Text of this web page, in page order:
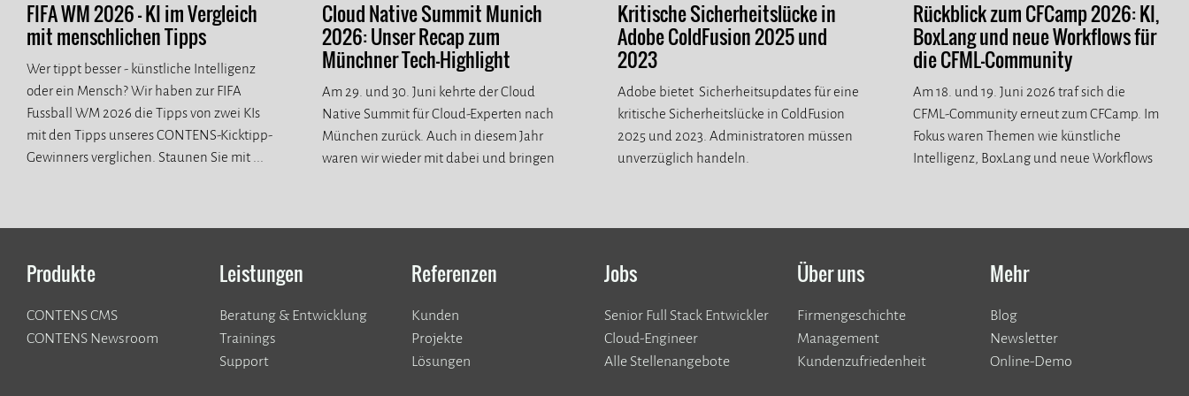
FIFA WM 2026 - KI im Vergleich
mit menschlichen Tipps
Wer tippt besser - künstliche Intelligenz
oder ein Mensch? Wir haben zur FIFA
Fussball WM 2026 die Tipps von zwei KIs
mit den Tipps unseres CONTENS-Kicktipp-
Gewinners verglichen. Staunen Sie mit ...
Cloud Native Summit Munich
2026: Unser Recap zum
Münchner Tech-Highlight
Am 29. und 30. Juni kehrte der Cloud
Native Summit für Cloud-Experten nach
München zurück. Auch in diesem Jahr
waren wir wieder mit dabei und bringen
Kritische Sicherheitslücke in
Adobe ColdFusion 2025 und
2023
Adobe bietet Sicherheitsupdates für eine
kritische Sicherheitslücke in ColdFusion
2025 und 2023. Administratoren müssen
unverzüglich handeln.
Rückblick zum CFCamp 2026: KI,
BoxLang und neue Workflows für
die CFML-Community
Am 18. und 19. Juni 2026 traf sich die
CFML-Community erneut zum CFCamp. Im
Fokus waren Themen wie künstliche
Intelligenz, BoxLang und neue Workflows
Produkte
CONTENS CMS
CONTENS Newsroom
Leistungen
Beratung & Entwicklung
Trainings
Support
Referenzen
Kunden
​​​​​​​Projekte
Lösungen
Jobs
Senior Full Stack Entwickler
Cloud-Engineer
Alle Stellenangebote
Über uns
Firmengeschichte
Management
Kundenzufriedenheit
Mehr
Blog
Newsletter
Online-Demo